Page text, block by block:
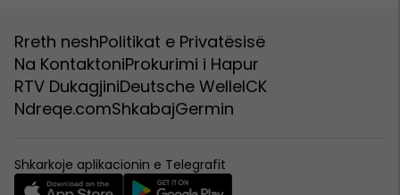
Rreth neshPolitikat e Privatësisë
Na KontaktoniProkurimi i Hapur
RTV DukagjiniDeutsche WelleICK
Ndreqe.comShkabajGermin
Shkarkoje aplikacionin e Telegrafit